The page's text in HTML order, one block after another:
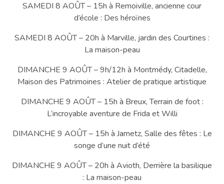
SAMEDI 8 AOÛT – 15h à Remoiville, ancienne cour
d’école : Des héroïnes
SAMEDI 8 AOÛT – 20h à Marville, jardin des Courtines :
La maison-peau
DIMANCHE 9 AOÛT – 9h/12h à Montmédy, Citadelle,
Maison des Patrimoines : Atelier de pratique artistique
DIMANCHE 9 AOÛT – 15h à Breux, Terrain de foot :
L’incroyable aventure de Frida et Willi
DIMANCHE 9 AOÛT – 15h à Jametz, Salle des fêtes : Le
songe d’une nuit d’été
DIMANCHE 9 AOÛT – 20h à Avioth, Derrière la basilique
: La maison-peau